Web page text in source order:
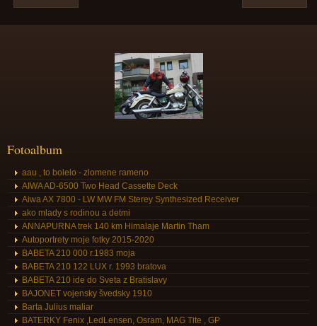
Fotoalbum
aau , to bolelo - zlomene rameno
AIWA AD-6500 Two Head Cassette Deck
Aiwa AX 7800 - LW MW FM Sterey Synthesized Receiver
ako mlady s rodinou a detmi
ANNAPURNA trek 140 km Himalaje Martin Tham
Autoportrety moje fotky 2015-2020
BABETA 210 000 r.1983 moja
BABETA 210 122 LUX r. 1993 bratova
BABETA 210 ide do Sveta z Bratislavy
BAJONET vojensky švedsky 1910
Barta Julius maliar
BATERKY Fenix ,LedLensen, Osram, MAG Tite , GP